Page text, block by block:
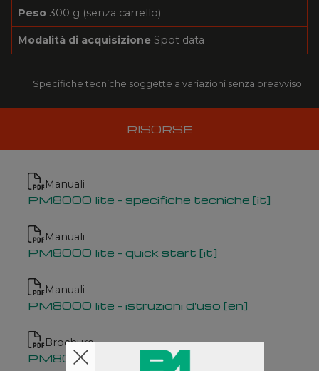
Peso 300 g (senza carrello)
Modalità di acquisizione Spot data
Specifiche tecniche soggette a variazioni senza preavviso
RISORSE
Manuali
PM8000 lite - specifiche tecniche [it]
Manuali
PM8000 lite - quick start [it]
Manuali
PM8000 lite - istruzioni d'uso [en]
Brochure
PM8000 lite [en]